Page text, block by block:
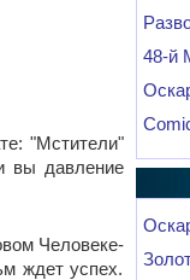
"Мстители"
вы давление
Человеке-
ждет успех.
48-й